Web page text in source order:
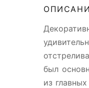
был
из